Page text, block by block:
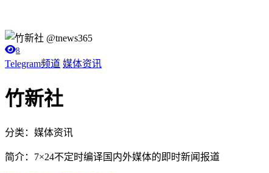
8
Telegram频道 媒体资讯
竹新社
分类：媒体资讯
简介：7×24不定时编译国内外媒体的即时新闻报道